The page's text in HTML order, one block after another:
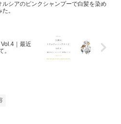
ルシアのピンクシャンプーで白髪を染め
。
｜最近
。